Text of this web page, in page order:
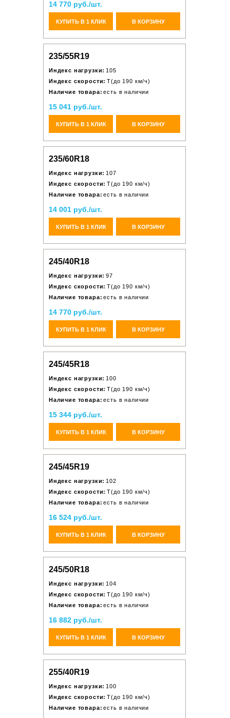
14 770 руб./шт.
КУПИТЬ В 1 КЛИК В КОРЗИНУ
235/55R19
Индекс нагрузки: 105
Индекс скорости: T(до 190 км/ч)
Наличие товара: есть в наличии
15 041 руб./шт.
КУПИТЬ В 1 КЛИК В КОРЗИНУ
235/60R18
Индекс нагрузки: 107
Индекс скорости: T(до 190 км/ч)
Наличие товара: есть в наличии
14 001 руб./шт.
КУПИТЬ В 1 КЛИК В КОРЗИНУ
245/40R18
Индекс нагрузки: 97
Индекс скорости: T(до 190 км/ч)
Наличие товара: есть в наличии
14 770 руб./шт.
КУПИТЬ В 1 КЛИК В КОРЗИНУ
245/45R18
Индекс нагрузки: 100
Индекс скорости: T(до 190 км/ч)
Наличие товара: есть в наличии
15 344 руб./шт.
КУПИТЬ В 1 КЛИК В КОРЗИНУ
245/45R19
Индекс нагрузки: 102
Индекс скорости: T(до 190 км/ч)
Наличие товара: есть в наличии
16 524 руб./шт.
КУПИТЬ В 1 КЛИК В КОРЗИНУ
245/50R18
Индекс нагрузки: 104
Индекс скорости: T(до 190 км/ч)
Наличие товара: есть в наличии
16 882 руб./шт.
КУПИТЬ В 1 КЛИК В КОРЗИНУ
255/40R19
Индекс нагрузки: 100
Индекс скорости: T(до 190 км/ч)
Наличие товара: есть в наличии